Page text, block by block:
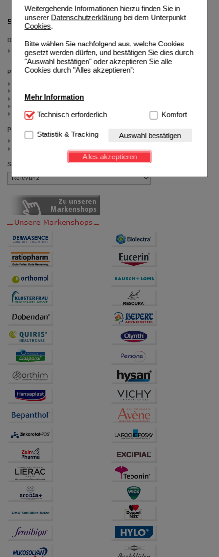
Weitergehende Informationen hierzu finden Sie in
unserer Datenschutzerklärungbei dem Unterpunkt
Cookies.
Bitte wählen Sie nachfolgend aus, welche Cookies
gesetzt werden dürfen, und bestätigen Sie dies durch
"Auswahl bestätigen" oder akzeptieren Sie alle
Cookies durch "Alles akzeptieren":
Mehr Information
Technisch Notwendig:Hierbei handelt es sich um
Website notwendig sind (z.B. Navigation, Warenkorb,
Kundenkonto), weshalb auf diese nicht verzichtet
werden kann.
Einkaufserlebnis noch ansprechender zu gestalten,
beispielsweise für die Wiedererkennung des
Besuchers oder unsere Seite an bevorzugte
Verhaltensweisen (z.B. Spracheinstellung)
anzupassen. Komfort-Cookies ermöglichen es uns
auch auf Ihre Bedürfnisse zugeschrittene Inhalte
anzuzeigen und unser Partnerprogramm zu
betreiben.
Statistik & Tracking:
Hierüber lassen sich
Informationen über die Art und Weise der Nutzung
Website weiter für Sie optimieren können, den Inhalt
auf unserer Website aber auch die Werbung auf
Drittseiten möglichst relevant für Sie zu gestalten.
Dritte wie z.B. Google oder soziale Medien
Technisch erforderlich Komfort
Statistik & Tracking Auswahl bestätigen
Alles akzeptieren
Suche verfeinern
Darreichungsform
Flüssigkeit
(auswahl entfernen)
Packungsgröße
50 ml (1)
100 ml (1)
Preis
< 10.00 (3)
Sortieren nach